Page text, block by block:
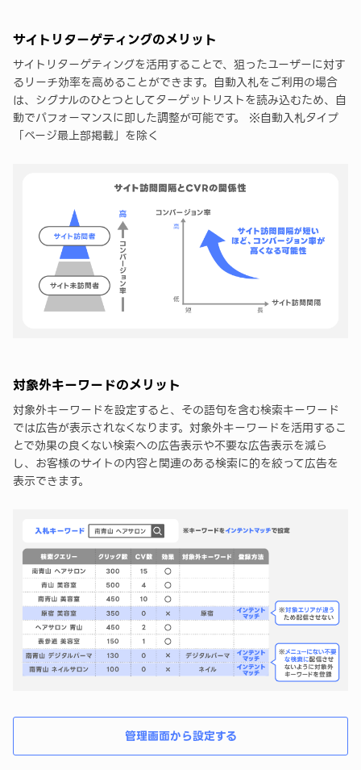
サイトリターゲティングのメリット
サイトリターゲティングを活用することで、狙ったユーザーに対す
るリーチ効率を高めることができます。自動入札をご利用の場合
は、シグナルのひとつとしてターゲットリストを読み込むため、自
動でパフォーマンスに即した調整が可能です。 ※自動入札タイプ
「ページ最上部掲載」を除く
対象外キーワードのメリット
対象外キーワードを設定すると、その語句を含む検索キーワード
では広告が表示されなくなります。対象外キーワードを活用するこ
とで効果の良くない検索への広告表示や不要な広告表示を減ら
し、お客様のサイトの内容と関連のある検索に的を絞って広告を
表示できます。
管理画面から設定する